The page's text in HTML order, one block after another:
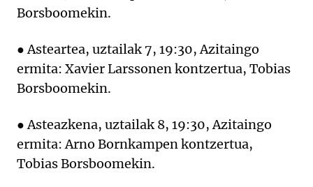
Borsboomekin.
● Asteartea, uztailak 7, 19:30, Azitaingo
ermita: Xavier Larssonen kontzertua, Tobias
Borsboomekin.
● Asteazkena, uztailak 8, 19:30, Azitaingo
ermita: Arno Bornkampen kontzertua,
Tobias Borsboomekin.